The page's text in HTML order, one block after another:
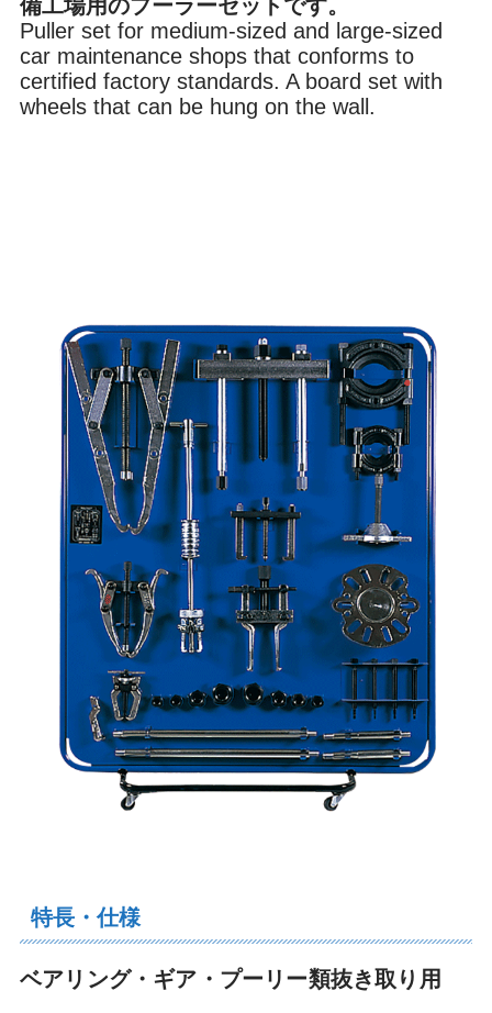
内装 環境
備工場用のプーラーセットです。
Puller set for medium-sized and large-sized
car maintenance shops that conforms to
certified factory standards. A board set with
wheels that can be hung on the wall.
特長・仕様
ベアリング・ギア・プーリー類抜き取り用